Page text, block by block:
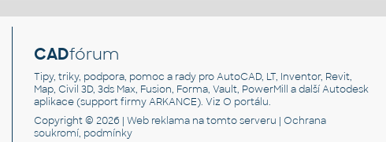
CADfórum
Tipy, triky, podpora, pomoc a rady pro AutoCAD, LT, Inventor, Revit,
Map, Civil 3D, 3ds Max, Fusion, Forma, Vault, PowerMill a další Autodesk
aplikace (support firmy ARKANCE). VizO portálu.
Copyright © 2026 |Web reklama na tomto serveru |Ochrana
soukromí, podmínky